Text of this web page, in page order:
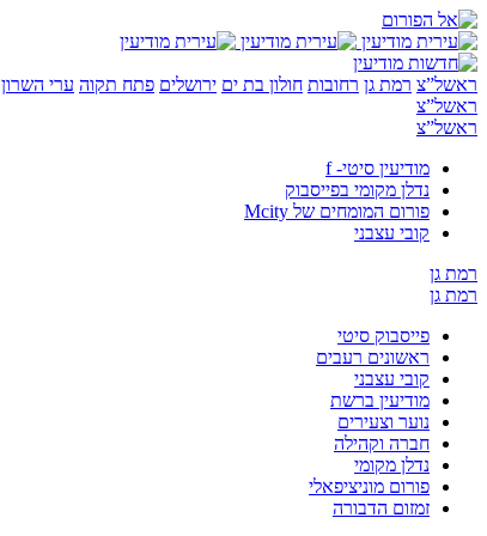
ראשל”צ רמת גן רחובות חולון בת ים ירושלים פתח תקוה ערי השרון
ראשל”צ
ראשל”צ
מודיעין סיטי- f
נדלן מקומי בפייסבוק
פורום המומחים של Mcity
קובי עצבני
רמת גן
רמת גן
פייסבוק סיטי
ראשונים רעבים
קובי עצבני
מודיעין ברשת
נוער וצעירים
חברה וקהילה
נדלן מקומי
פורום מוניציפאלי
זמזום הדבורה